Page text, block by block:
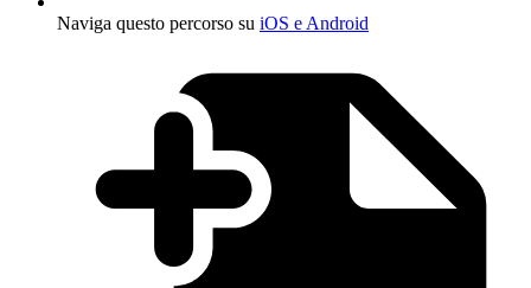
Naviga questo percorso su iOS e Android